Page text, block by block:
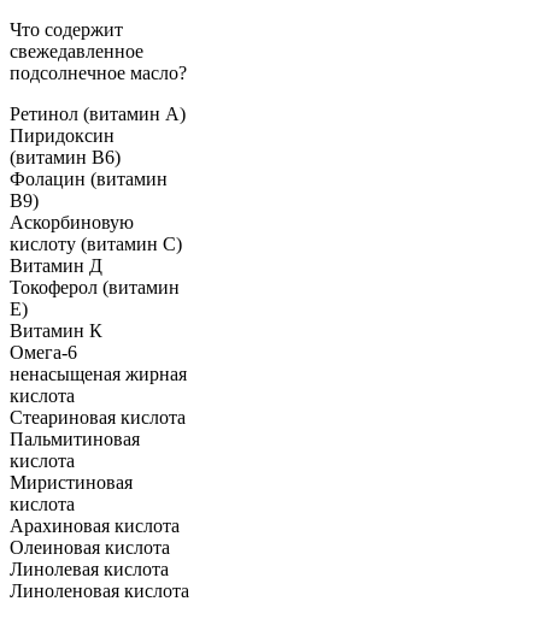
Что содержит
свежедавленное
подсолнечное масло?
Ретинол (витамин А)
Пиридоксин
(витамин В6)
Фолацин (витамин
В9)
Аскорбиновую
кислоту (витамин С)
Витамин Д
Токоферол (витамин
Е)
Витамин К
Омега-6
ненасыщеная жирная
кислота
Стеариновая кислота
Пальмитиновая
кислота
Миристиновая
кислота
Арахиновая кислота
Олеиновая кислота
Линолевая кислота
Линоленовая кислота